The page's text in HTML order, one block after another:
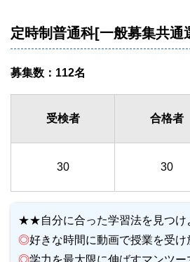
定時制普通科[一般募集共通
募集数：112名
受検者 合格者
30 30
★★自分に合った学習法を見つ
◎好きな時間に動画で授業を受け